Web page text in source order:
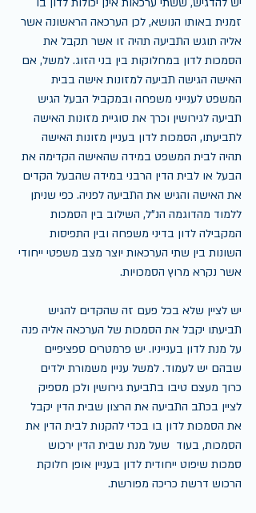
זמנית באותו הנושא, לכן הערכאה הראשונה אשר
אליה תוגש התביעה תהיה זו אשר תקבל את
הסמכות לדון במחלוקות בין בני הזוג. למשל, אם
האישה הגישה תביעה למזונות אישה בבית
המשפט לענייני משפחה ובמקביל הבעל הגיש
תביעה לגירושין וכרך את סוגיית מזונות האישה
לתביעתו, הסמכות לדון בעניין מזונות האישה
תהיה לבית המשפט במידה שהאישה הקדימה את
הבעל או לבית הדין הרבני במידה שהבעל הקדים
את האישה והגיש את התביעה לפניה. כפי שניתן
ללמוד מהדוגמה הנ"ל, השילוב בין הסמכות
המקבילה לדון בדיני משפחה ובין התפיסות
השונות בין שתי הערכאות יוצר מצב משפטי ייחודי
אשר נקרא מרוץ הסמכויות.
יש לציין שלא בכל פעם זה שהקדים להגיש
תביעתו יקבל את הסמכות של הערכאה אליה פנה
על מנת לדון בענייניו. יש פרמטרים ספציפיים
שבהם יש לעמוד. למשל עניין משמורת ילדים
כרוך מעצם טיבו בתביעת גירושין ולכן מספיק
לציין בכתב התביעה את הרצון שבית הדין יקבל
את הסמכות לדון בו בכדי להקנות לבית הדין את
הסמכות, בעוד  שעל מנת שבית הדין ירכוש
סמכות שיפוט ייחודית לדון בעניין אופן חלוקת
הרכוש דרשת כריכה מפורשת.